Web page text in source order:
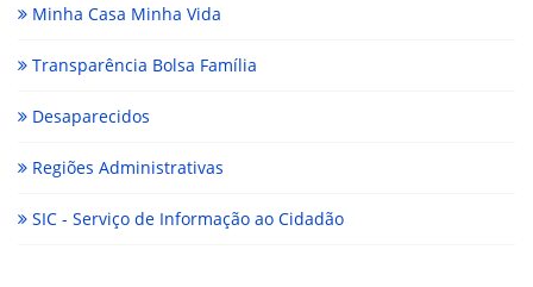
Minha Casa Minha Vida
Transparência Bolsa Família
Desaparecidos
Regiões Administrativas
SIC - Serviço de Informação ao Cidadão